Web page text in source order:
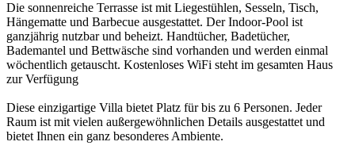
Die sonnenreiche Terrasse ist mit Liegestühlen, Sesseln, Tisch,
Hängematte und Barbecue ausgestattet. Der Indoor-Pool ist
ganzjährig nutzbar und beheizt. Handtücher, Badetücher,
Bademantel und Bettwäsche sind vorhanden und werden einmal
wöchentlich getauscht. Kostenloses WiFi steht im gesamten Haus
zur Verfügung
Diese einzigartige Villa bietet Platz für bis zu 6 Personen. Jeder
Raum ist mit vielen außergewöhnlichen Details ausgestattet und
bietet Ihnen ein ganz besonderes Ambiente.